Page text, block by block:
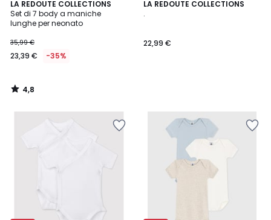
LA REDOUTE COLLECTIONS
Set di 7 body a maniche
lunghe per neonato
35,99 €
23,39 € -35%
4,8
/ 5
4,8
/
LA REDOUTE COLLECTIONS
.
22,99 €